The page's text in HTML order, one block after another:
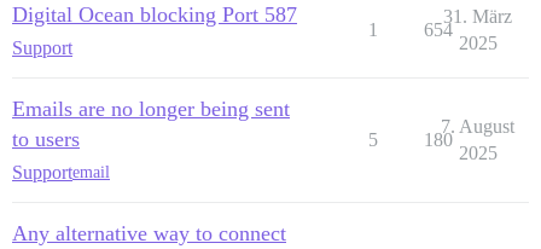
Digital Ocean blocking Port 587
Support
1 654
31. März
2025
Emails are no longer being sent
to users
Supportemail
5 180
7. August
2025
Any alternative way to connect